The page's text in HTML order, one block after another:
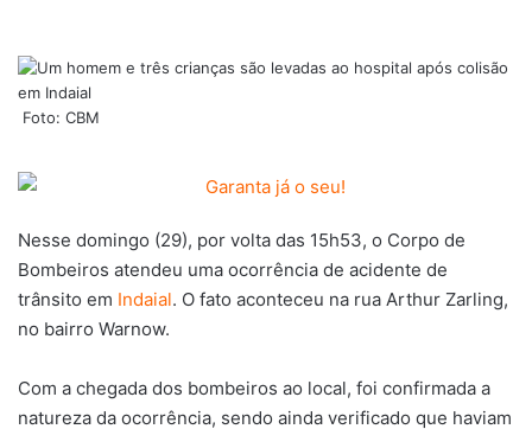
Foto: CBM
Nesse domingo (29), por volta das 15h53, o Corpo de
Bombeiros atendeu uma ocorrência de acidente de
trânsito em Indaial. O fato aconteceu na rua Arthur Zarling,
no bairro Warnow.
Com a chegada dos bombeiros ao local, foi confirmada a
natureza da ocorrência, sendo ainda verificado que haviam